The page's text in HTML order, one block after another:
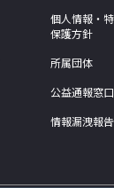
個人情報・
保護方針
所属団体
公益通報窓
情報漏洩報